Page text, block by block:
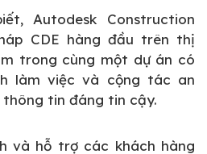
Autodesk Construction
CDE hàng đầu trên thị
trong cùng một dự án có
làm việc và cộng tác an
tin đáng tin cậy.
và hỗ trợ các khách hàng